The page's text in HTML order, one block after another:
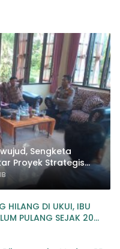
Sengketa
Proyek Strategis
Baru
HILANG DI UKUI, IBU
PULANG SEJAK 20